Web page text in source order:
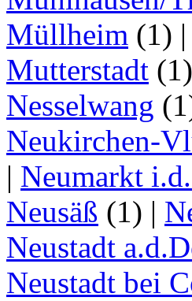
Müllheim (1) |
Mutterstadt (1)
Nesselwang
Neukirchen-
| Neumarkt
Neusäß (1) |
Neustadt
Neustadt bei